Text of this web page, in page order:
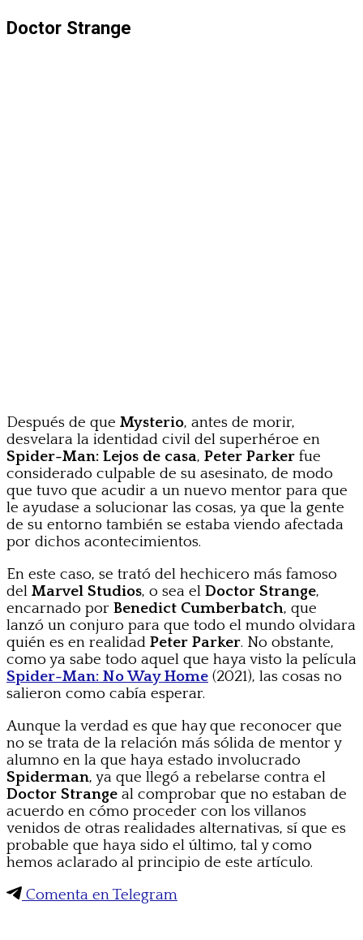
Doctor Strange
Después de que Mysterio, antes de morir,
desvelara la identidad civil del superhéroe en
Spider-Man: Lejos de casa, Peter Parker fue
considerado culpable de su asesinato, de modo
que tuvo que acudir a un nuevo mentor para que
le ayudase a solucionar las cosas, ya que la gente
de su entorno también se estaba viendo afectada
por dichos acontecimientos.
En este caso, se trató del hechicero más famoso
del Marvel Studios, o sea el Doctor Strange,
encarnado por Benedict Cumberbatch, que
lanzó un conjuro para que todo el mundo olvidara
quién es en realidad Peter Parker. No obstante,
como ya sabe todo aquel que haya visto la película
Spider-Man: No Way Home (2021), las cosas no
salieron como cabía esperar.
Aunque la verdad es que hay que reconocer que
no se trata de la relación más sólida de mentor y
alumno en la que haya estado involucrado
Spiderman, ya que llegó a rebelarse contra el
Doctor Strange al comprobar que no estaban de
acuerdo en cómo proceder con los villanos
venidos de otras realidades alternativas, sí que es
probable que haya sido el último, tal y como
hemos aclarado al principio de este artículo.
Comenta en Telegram